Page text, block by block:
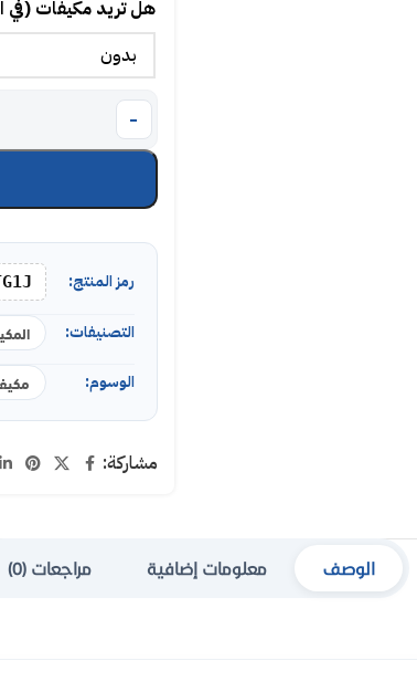
هل تريد مكيفات (في
رمز المنتج:
التصنيفات:
الوسوم: مكيف 18000
مشاركة:
الوصف معلومات إضافية مراجعات (0)